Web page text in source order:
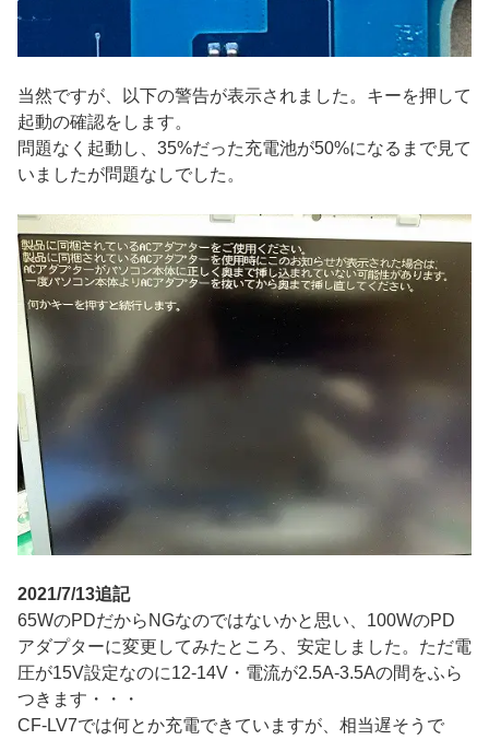
当然ですが、以下の警告が表示されました。キーを押して
起動の確認をします。
問題なく起動し、35%だった充電池が50%になるまで見て
いましたが問題なしでした。
2021/7/13追記
65WのPDだからNGなのではないかと思い、100WのPD
アダプターに変更してみたところ、安定しました。ただ電
圧が15V設定なのに12-14V・電流が2.5A-3.5Aの間をふら
つきます・・・
CF-LV7では何とか充電できていますが、相当遅そうで